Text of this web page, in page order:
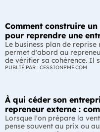
L'essentiel Les entreprises de moins de 250 salariés sont
soumises, dans certains
d'information préalable des
concerne la vente d'un
de la majorité des titres
d'information varie selon la
L'obligation d'information
certaines entreprises et
Vous êtes concerné si : votre entreprise emploie moins
de 250 salariés ; vous
ou plus de 50 % des parts
Comment construire
pour reprendre une
Le business plan de
permet d'abord au
de vérifier sa cohérence. Il
banques et les partenaires
consiste pas à reprendre
l'entreprise. Il explique
après le changement de
indispensable pour
PUBLIÉ PAR : CESSIONPME.COM
À qui céder son
repreneur externe :
Lorsque l'on prépare la
pense souvent au prix ou